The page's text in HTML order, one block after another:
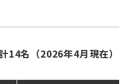
14名（2026年4月現在）